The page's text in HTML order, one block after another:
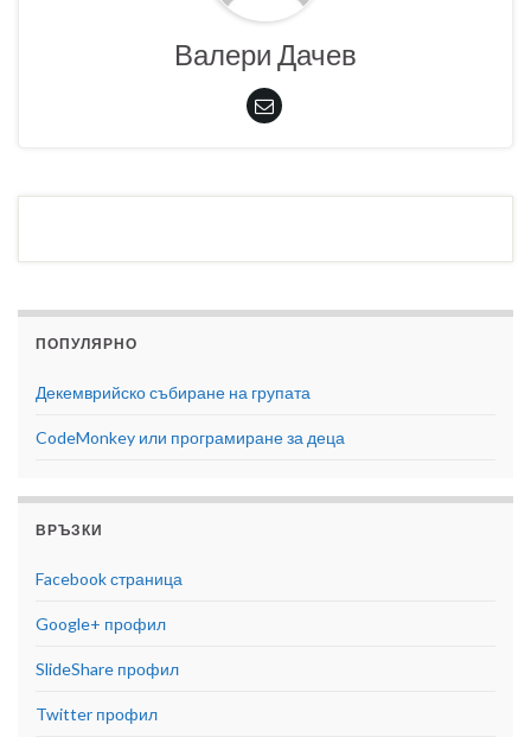
Валери Дачев
ПОПУЛЯРНО
Декемврийско събиране на групата
CodeMonkey или програмиране за деца
ВРЪЗКИ
Facebook страница
Google+ профил
SlideShare профил
Twitter профил